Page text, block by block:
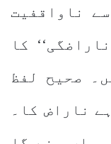
ناواقفیت
کا
صحیح لفظ
ناراض کا۔